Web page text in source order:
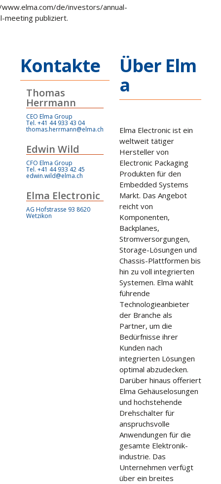
de/investors/annual-
meeting publiziert.
Kontakte
Thomas
Herrmann
CEO Elma Group
Tel. +41 44 933 43 04
thomas.herrmann@elma.ch
Edwin Wild
CFO Elma Group
Tel. +41 44 933 42 45
edwin.wild@elma.ch
Elma Electronic
AG Hofstrasse 93 8620
Wetzikon
Über Elm
a
Elma Electronic ist ein
weltweit tätiger
Hersteller von
Electronic Packaging
Produkten für den
Embedded Systems
Markt. Das Angebot
reicht von
Komponenten,
Backplanes,
Stromversorgungen,
Storage-Lösungen und
Chassis-Plattformen bis
hin zu voll integrierten
Systemen. Elma wählt
führende
Technologieanbieter
der Branche als
Partner, um die
Bedürfnisse ihrer
Kunden nach
integrierten Lösungen
optimal abzudecken.
Darüber hinaus offeriert
Elma Gehäuselosungen
und hochstehende
Drehschalter für
anspruchsvolle
Anwendungen für die
gesamte Elektronik-
industrie. Das
Unternehmen verfügt
über ein breites